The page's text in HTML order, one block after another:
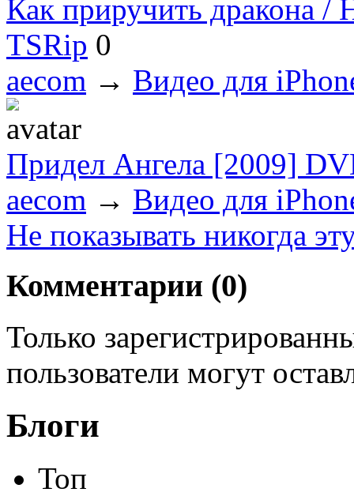
Как приручить дракона
TSRip 0
aecom → Видео для
Придел Ангела [2009]
aecom → Видео для
Не показывать никогда
Комментарии (0)
Только
пользователи могут
Блоги
Топ